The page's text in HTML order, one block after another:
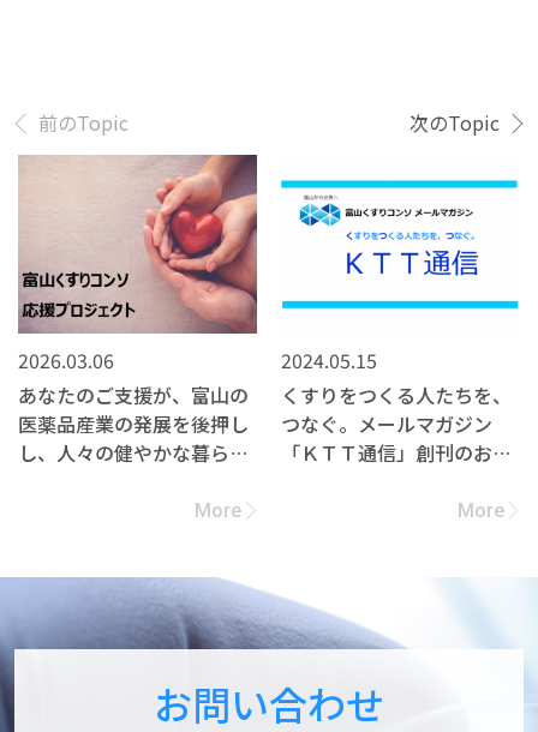
2026.03.06
あなたのご支援が、富山の
医薬品産業の発展を後押し
し、人々の健やかな暮らし
More
2024.05.15
くすりをつくる人たちを、
つなぐ。メールマガジン
「ＫＴＴ通信」創刊のお知
More
前のTopic 次のTopic
お問い合わせ